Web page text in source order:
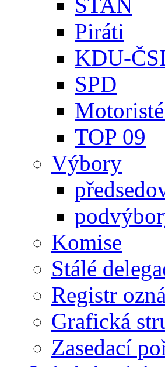
Piráti
KDU-
SPD
TOP 09
Výbory
Komise
Stálé
Registr
Grafická
Zasedací